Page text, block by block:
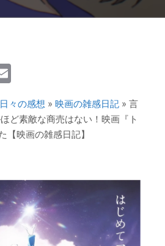
日々の感想 » 映画の雑感日記 » 言
ど素敵な商売はない！映画『ト
【映画の雑感日記】